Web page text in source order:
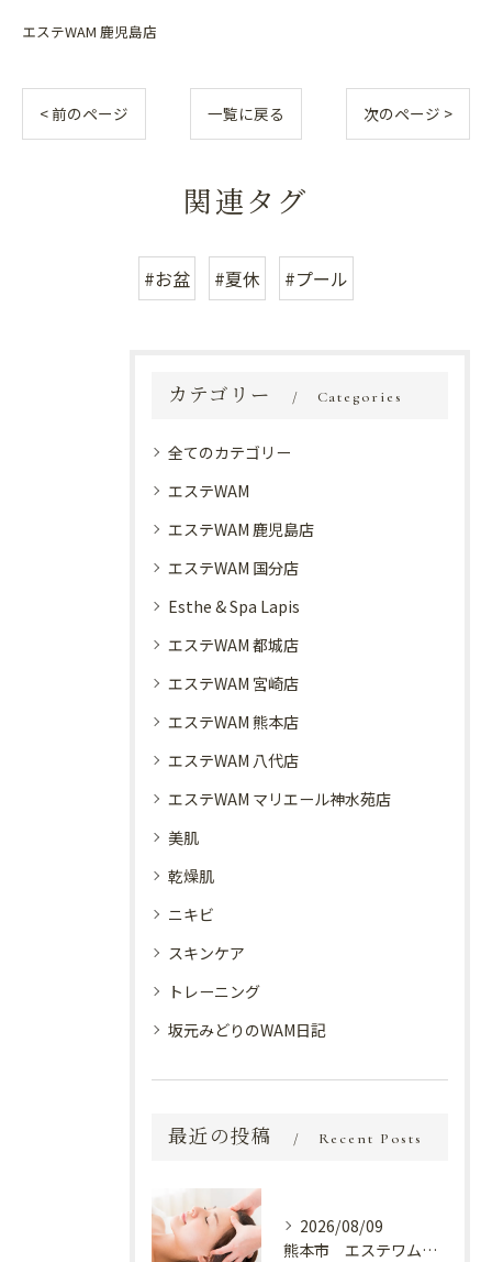
エステWAM 鹿児島店
< 前のページ 一覧に戻る 次のページ >
関連タグ
#お盆 #夏休 #プール
カテゴリー Categories
全てのカテゴリー
エステWAM
エステWAM 鹿児島店
エステWAM 国分店
Esthe & Spa Lapis
エステWAM 都城店
エステWAM 宮崎店
エステWAM 熊本店
エステWAM 八代店
エステWAM マリエール神水苑店
美肌
乾燥肌
ニキビ
スキンケア
トレーニング
坂元みどりのWAM日記
最近の投稿 Recent Posts
2026/08/09
熊本市 エステワム熊本店 癒しのクールヘッドマッサージ♬